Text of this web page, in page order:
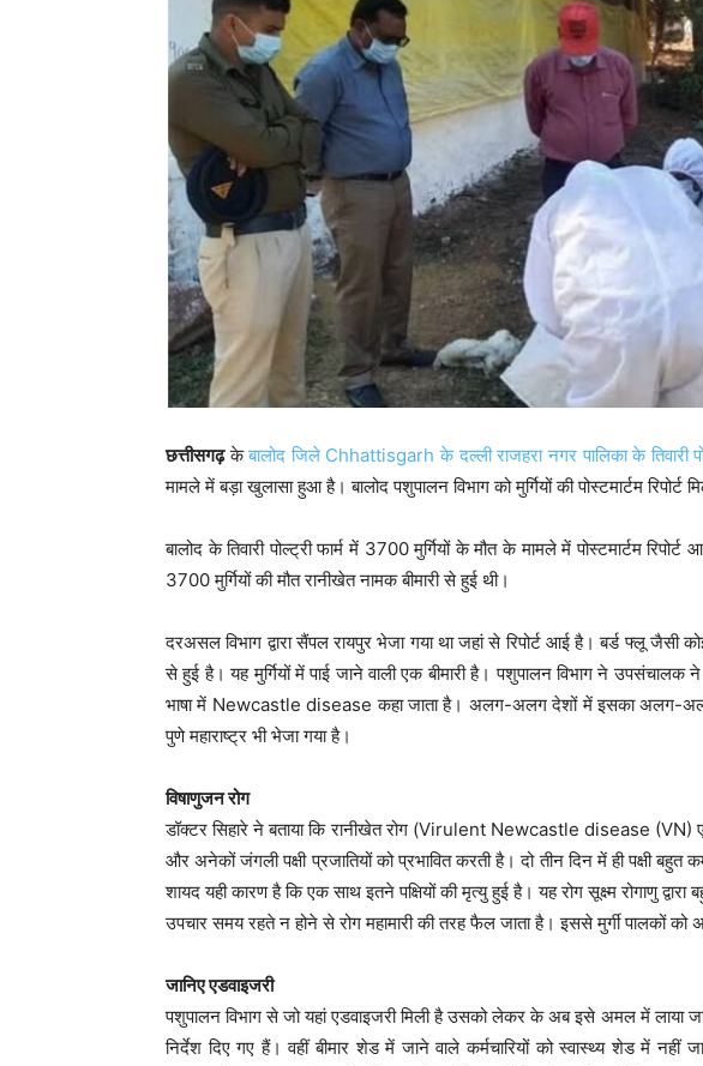
छत्तीसगढ़केबालोद जिले Chhattisgarh के दल्ली राजहरा नगर पालिका के तिवारी
मामले में बड़ा खुलासा हुआ है। बालोद पशुपालन विभाग को मुर्गियों की पोस्टमार्टम रिपोर्ट
बालोद के तिवारी पोल्ट्री फार्म में 3700 मुर्गियों के मौत के मामले में पोस्टमार्टम
3700 मुर्गियों की मौत रानीखेत नामक बीमारी से हुई थी।
दरअसल विभाग द्वारा सैंपल रायपुर भेजा गया था जहां से रिपोर्ट आई है। बर्ड फ्लू जैसी कोई
से हुई है। यह मुर्गियों में पाई जाने वाली एक बीमारी है। पशुपालन विभाग ने उपसंचालक ने
भाषा में Newcastle disease कहा जाता है। अलग-अलग देशों में इसका अलग-
पुणे महाराष्ट्र भी भेजा गया है।
विषाणुजन रोग
डॉक्टर सिहारे ने बताया कि रानीखेत रोग (Virulent Newcastle disease (VN) एक
और अनेकों जंगली पक्षी प्रजातियों को प्रभावित करती है। दो तीन दिन में ही पक्षी बहुत
शायद यही कारण है कि एक साथ इतने पक्षियों की मृत्यु हुई है। यह रोग सूक्ष्म रोगाणु
उपचार समय रहते न होने से रोग महामारी की तरह फैल जाता है। इससे मुर्गी पालकों को
जानिए एडवाइजरी
पशुपालन विभाग से जो यहां एडवाइजरी मिली है उसको लेकर के अब इसे अमल में लाया
निर्देश दिए गए हैं। वहीं बीमार शेड में जाने वाले कर्मचारियों को स्वास्थ्य शेड में नहीं